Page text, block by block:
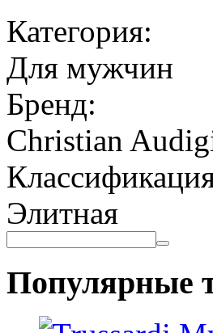
Категория:
Для мужчин
Бренд:
Christian
Элитная
Популярные